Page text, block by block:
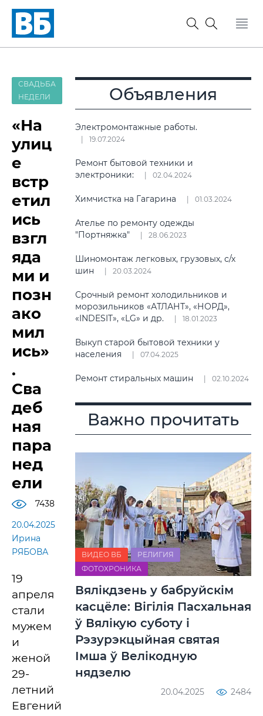
СВАДЬБА
НЕДЕЛИ
«На
улиц
е
встр
етил
ись
взгл
яда
ми и
позн
ако
мил
ись»
.
Сва
деб
ная
пара
нед
ели
7438
20.04.2025
Ирина
РЯБОВА
19
апреля
стали
мужем
и
женой
29-
летний
Евгений
Объявления
Электромонтажные работы.
19.07.2024
Ремонт бытовой техники и
электроники:
02.04.2024
Химчистка на Гагарина 01.03.2024
Ателье по ремонту одежды
"Портняжка"
28.06.2023
Шиномонтаж легковых, грузовых, с/х
шин
20.03.2024
Срочный ремонт холодильников и
морозильников «АТЛАНТ», «НОРД»,
«INDESIT», «LG» и др.
18.01.2023
Выкуп старой бытовой техники у
населения
07.04.2025
Ремонт стиральных машин 02.10.2024
Важно прочитать
ВИДЕО ВБ
РЕЛИГИЯ
ФОТОХРОНИКА
Вялікдзень у бабруйскім
касцёле: Вігілія Пасхальная
ў Вялікую суботу і
Рэзурэкцыйная святая
Імша ў Велікодную
нядзелю
20.04.2025 2484